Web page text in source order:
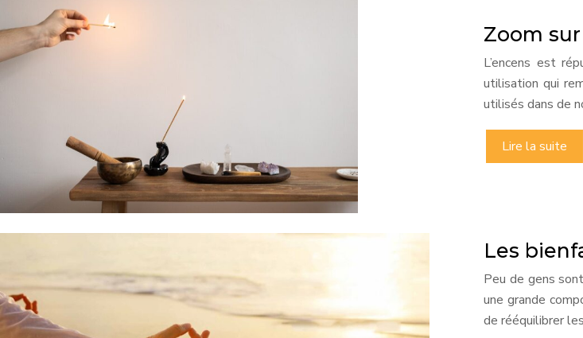
Zoom
L’encens est
utilisation qui
utilisés dans de
Lire la suite
Les
Peu de gens
une grande
de rééquilibrer